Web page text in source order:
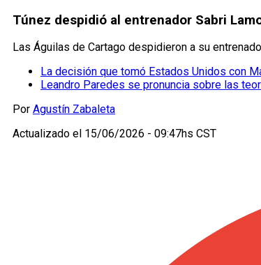
Túnez despidió al entrenador Sabri
Las Águilas de Cartago despidieron a su
La decisión que tomó Estados Unidos con
Leandro Paredes se pronuncia sobre las
Por Agustín Zabaleta
Actualizado el 15/06/2026 - 09:47hs CST